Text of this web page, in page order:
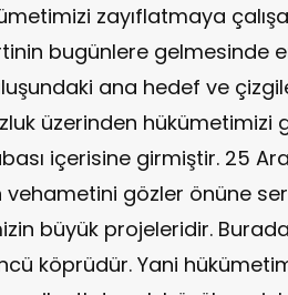
zayıflatmaya
bugünlere gelmesinde
ana hedef ve
üzerinden hükümetimizi
içerisine girmiştir. 25
vehametini gözler önüne
büyük projeleridir.
köprüdür. Yani